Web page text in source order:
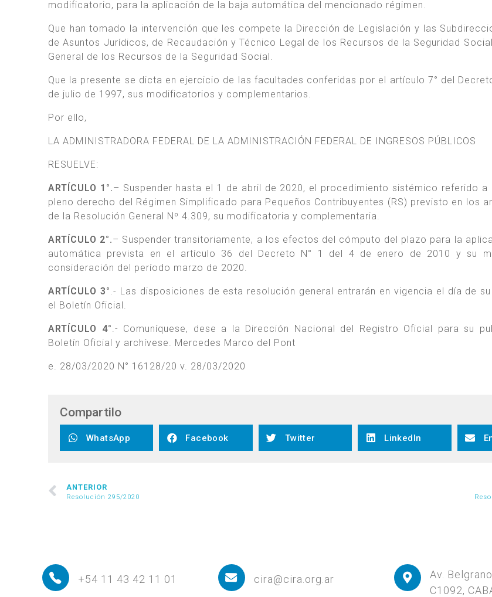
modificatorio, para la aplicación de la baja automática del mencionado régimen.
Que han tomado la intervención que les compete la Dirección de Legislación y las
de Asuntos Jurídicos, de Recaudación y Técnico Legal de los Recursos de la Seguridad
General de los Recursos de la Seguridad Social.
Que la presente se dicta en ejercicio de las facultades conferidas por el artículo 7° del
de julio de 1997, sus modificatorios y complementarios.
Por ello,
LA ADMINISTRADORA FEDERAL DE LA ADMINISTRACIÓN FEDERAL DE INGRESOS PÚBLICOS
RESUELVE:
ARTÍCULO 1°.– Suspender hasta el 1 de abril de 2020, el procedimiento sistémico referido a
pleno derecho del Régimen Simplificado para Pequeños Contribuyentes (RS) previsto en los
de la Resolución General Nº 4.309, su modificatoria y complementaria.
ARTÍCULO 2°.– Suspender transitoriamente, a los efectos del cómputo del plazo para la
automática prevista en el artículo 36 del Decreto N° 1 del 4 de enero de 2010 y su
consideración del período marzo de 2020.
ARTÍCULO 3°.- Las disposiciones de esta resolución general entrarán en vigencia el día de
el Boletín Oficial.
ARTÍCULO 4°.- Comuníquese, dese a la Dirección Nacional del Registro Oficial para su
Boletín Oficial y archívese. Mercedes Marco del Pont
e. 28/03/2020 N° 16128/20 v. 28/03/2020
Compartilo
WhatsApp Facebook Twitter LinkedIn
ANTERIOR
Resolución 295/2020
+54 11 43 42 11 01 cira@cira.org.ar
Av.
C1092,